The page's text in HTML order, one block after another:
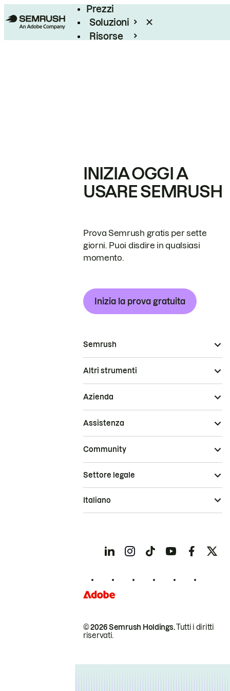
Prezzi
Soluzioni
Risorse
INIZIA OGGI A
USARE SEMRUSH
Prova Semrush gratis per sette
giorni. Puoi disdire in qualsiasi
momento.
Inizia la prova gratuita
Semrush
Altri strumenti
Azienda
Assistenza
Community
© 2026 Semrush Holdings.Tutti i diritti
riservati.
Settore legale
Italiano